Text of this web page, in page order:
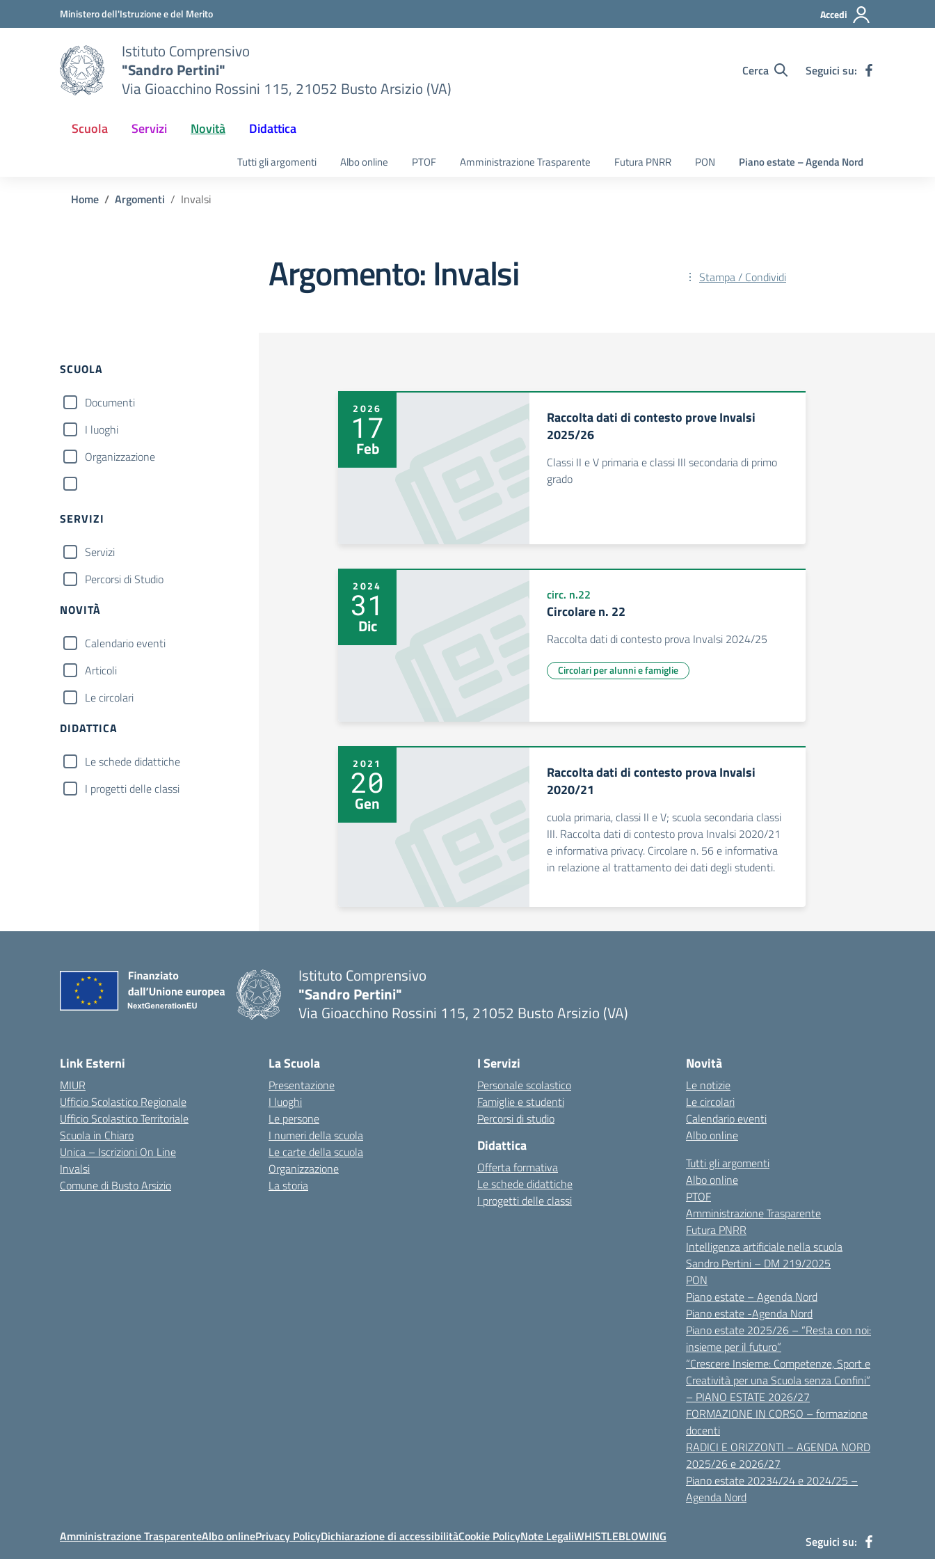
Vai ai contenuti
Vai al menu di navigazioneMinistero dell'Istruzione e del Merito Accedi
Istituto Comprensivo
"Sandro Pertini"
Via Gioacchino Rossini 115, 21052 Busto Arsizio (VA)
Cerca Seguici su:
Scuola Servizi Novità Didattica
Tutti gli argomenti Albo online PTOF Amministrazione Trasparente Futura PNRR PON Piano estate – Agenda Nord
Home Argomenti Invalsi
Argomento: Invalsi Stampa / Condividi
SCUOLA
Documenti
I luoghi
Organizzazione
SERVIZI
Servizi
Percorsi di Studio
NOVITÀ
Calendario eventi
Articoli
Le circolari
DIDATTICA
Le schede didattiche
I progetti delle classi
2026
17
Feb
Raccolta dati di contesto prove Invalsi
2025/26
Classi II e V primaria e classi III secondaria di primo
grado
2024
31
Dic
circ. n.22
Circolare n. 22
Raccolta dati di contesto prova Invalsi 2024/25
Circolari per alunni e famiglie
2021
20
Gen
Raccolta dati di contesto prova Invalsi
2020/21
cuola primaria, classi II e V; scuola secondaria classi
III. Raccolta dati di contesto prova Invalsi 2020/21
e informativa privacy. Circolare n. 56 e informativa
in relazione al trattamento dei dati degli studenti.
Istituto Comprensivo
"Sandro Pertini"
Via Gioacchino Rossini 115, 21052 Busto Arsizio (VA)
Link Esterni
MIUR
Ufficio Scolastico Regionale
Ufficio Scolastico Territoriale
Scuola in Chiaro
Unica – Iscrizioni On Line
Invalsi
Comune di Busto Arsizio
La Scuola
Presentazione
I luoghi
Le persone
I numeri della scuola
Le carte della scuola
Organizzazione
La storia
I Servizi
Personale scolastico
Famiglie e studenti
Percorsi di studio
Didattica
Offerta formativa
Le schede didattiche
I progetti delle classi
Novità
Le notizie
Le circolari
Calendario eventi
Albo online
Tutti gli argomenti
Albo online
PTOF
Amministrazione Trasparente
Futura PNRR
Intelligenza artificiale nella scuola
Sandro Pertini – DM 219/2025
PON
Piano estate – Agenda Nord
Piano estate -Agenda Nord
Piano estate 2025/26 – “Resta con noi:
insieme per il futuro”
“Crescere Insieme: Competenze, Sport e
Creatività per una Scuola senza Confini”
– PIANO ESTATE 2026/27
FORMAZIONE IN CORSO – formazione
docenti
RADICI E ORIZZONTI – AGENDA NORD
2025/26 e 2026/27
Piano estate 20234/24 e 2024/25 –
Agenda Nord
Amministrazione TrasparenteAlbo onlinePrivacy PolicyDichiarazione di accessibilitàCookie PolicyNote LegaliWHISTLEBLOWING Seguici su: